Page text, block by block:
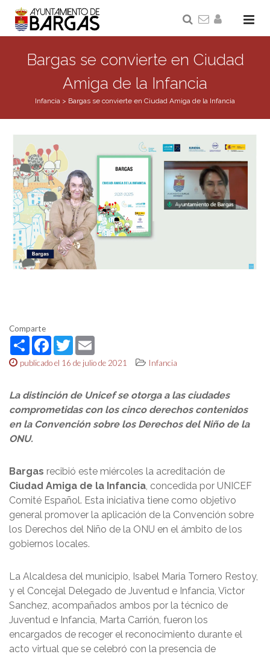
Bargas se convierte en Ciudad
Amiga de la Infancia
Infancia > Bargas se convierte en Ciudad Amiga de la Infancia
Comparte
ShareFacebook
Twitter
publicado el 16 de julio de 2021 Infancia
La distinción de Unicef se otorga a las ciudades
comprometidas con los cinco derechos contenidos
en la Convención sobre los Derechos del Niño de la
ONU.
Bargas recibió este miércoles la acreditación de
Ciudad Amiga de la Infancia, concedida por UNICEF
Comité Español. Esta iniciativa tiene como objetivo
general promover la aplicación de la Convención sobre
los Derechos del Niño de la ONU en el ámbito de los
gobiernos locales.
La Alcaldesa del municipio, Isabel Maria Tornero Restoy,
y el Concejal Delegado de Juventud e Infancia, Victor
Sanchez, acompañados ambos por la técnico de
Juventud e Infancia, Marta Carrión, fueron los
encargados de recoger el reconocimiento durante el
acto virtual que se celebró con la presencia de